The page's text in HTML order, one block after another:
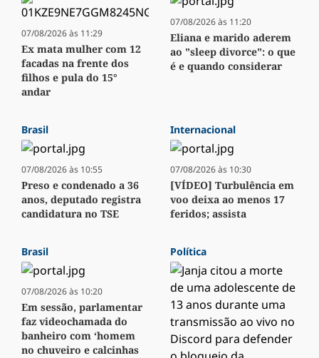
07/08/2026 às 11:29
Ex mata mulher com 12
facadas na frente dos
filhos e pula do 15°
andar
07/08/2026 às 11:20
Eliana e marido aderem
ao "sleep divorce": o que
é e quando considerar
Brasil
07/08/2026 às 10:55
Preso e condenado a 36
anos, deputado registra
candidatura no TSE
Internacional
07/08/2026 às 10:30
[VÍDEO] Turbulência em
voo deixa ao menos 17
feridos; assista
Brasil
07/08/2026 às 10:20
Em sessão, parlamentar
faz videochamada do
banheiro com ‘homem
no chuveiro e calcinhas
Política